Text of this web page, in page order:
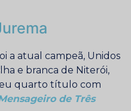
a atual campeã, Unidos
e branca de Niterói,
quarto título com
de Três